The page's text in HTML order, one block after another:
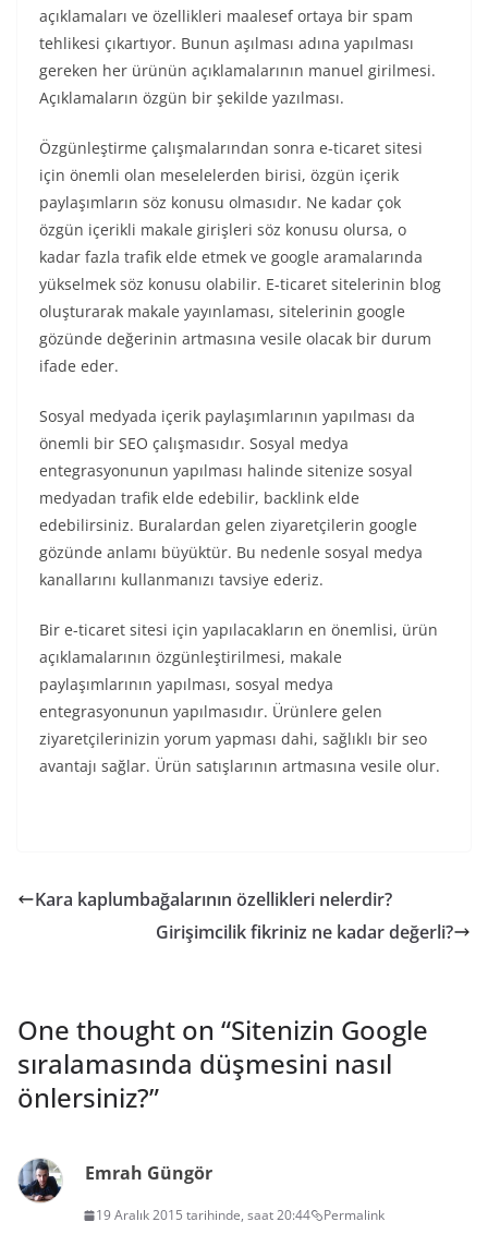
açıklamaları ve özellikleri maalesef ortaya bir spam
tehlikesi çıkartıyor. Bunun aşılması adına yapılması
gereken her ürünün açıklamalarının manuel girilmesi.
Açıklamaların özgün bir şekilde yazılması.
Özgünleştirme çalışmalarından sonra e-ticaret sitesi
için önemli olan meselelerden birisi, özgün içerik
paylaşımların söz konusu olmasıdır. Ne kadar çok
özgün içerikli makale girişleri söz konusu olursa, o
kadar fazla trafik elde etmek ve google aramalarında
yükselmek söz konusu olabilir. E-ticaret sitelerinin blog
oluşturarak makale yayınlaması, sitelerinin google
gözünde değerinin artmasına vesile olacak bir durum
ifade eder.
Sosyal medyada içerik paylaşımlarının yapılması da
önemli bir SEO çalışmasıdır. Sosyal medya
entegrasyonunun yapılması halinde sitenize sosyal
medyadan trafik elde edebilir, backlink elde
edebilirsiniz. Buralardan gelen ziyaretçilerin google
gözünde anlamı büyüktür. Bu nedenle sosyal medya
kanallarını kullanmanızı tavsiye ederiz.
Bir e-ticaret sitesi için yapılacakların en önemlisi, ürün
açıklamalarının özgünleştirilmesi, makale
paylaşımlarının yapılması, sosyal medya
entegrasyonunun yapılmasıdır. Ürünlere gelen
ziyaretçilerinizin yorum yapması dahi, sağlıklı bir seo
avantajı sağlar. Ürün satışlarının artmasına vesile olur.
Kara kaplumbağalarının özellikleri nelerdir?
Girişimcilik fikriniz ne kadar değerli?
One thought on “Sitenizin Google
sıralamasında düşmesini nasıl
önlersiniz?”
Emrah Güngör
19 Aralık 2015 tarihinde, saat 20:44 Permalink